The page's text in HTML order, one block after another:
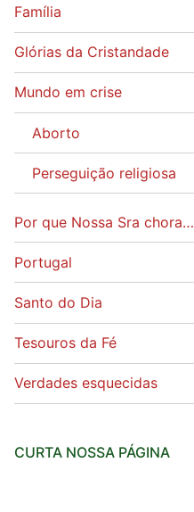
Família
Glórias da Cristandade
Mundo em crise
Aborto
Perseguição religiosa
Por que Nossa Sra chora…
Portugal
Santo do Dia
Tesouros da Fé
Verdades esquecidas
CURTA NOSSA PÁGINA